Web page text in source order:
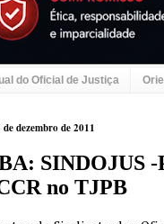
do Oficial de Justiça
dezembro de 2011
SINDOJUS -
no TJPB